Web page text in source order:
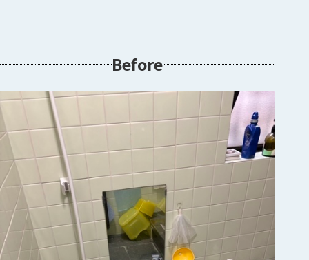
Before